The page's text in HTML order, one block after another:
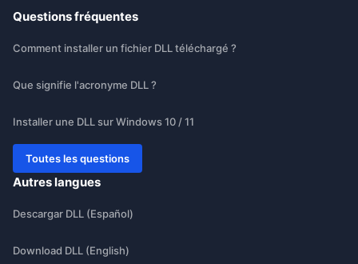
Questions fréquentes
Comment installer un fichier DLL téléchargé ?
Que signifie l'acronyme DLL ?
Installer une DLL sur Windows 10 / 11
Toutes les questions
Autres langues
Descargar DLL (Español)
Download DLL (English)